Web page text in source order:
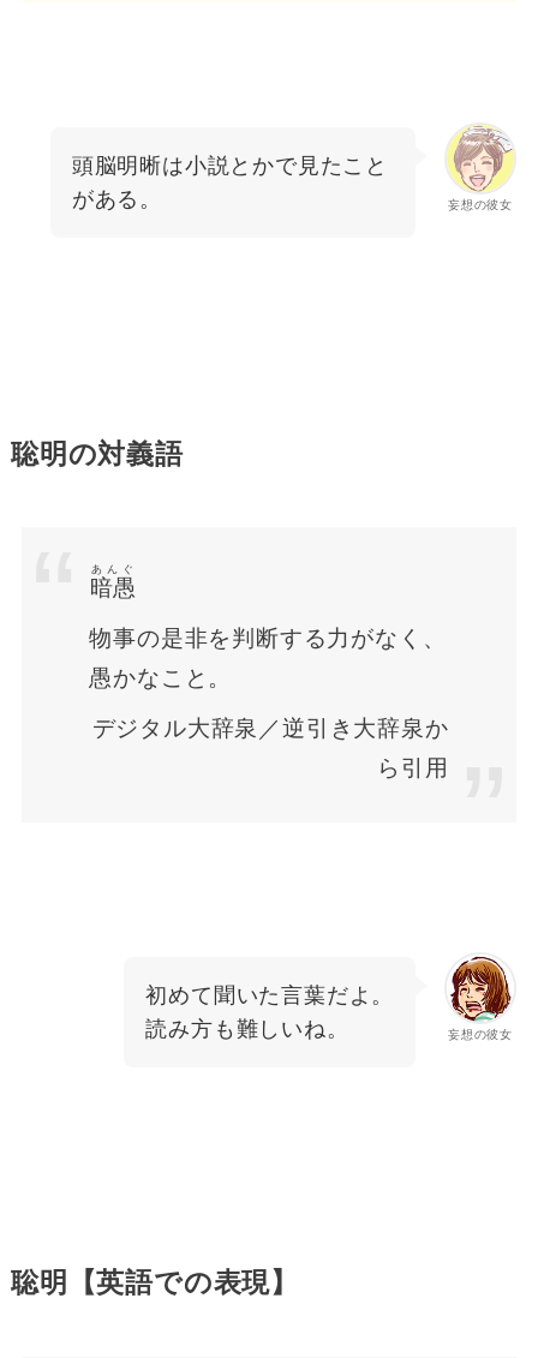
妄想の彼女
頭脳明晰は小説とかで見たこと
がある。
聡明の対義語
暗愚
あんぐ
物事の是非を判断する力がなく、
愚かなこと。
デジタル大辞泉／逆引き大辞泉か
ら引用
妄想の彼女
初めて聞いた言葉だよ。
読み方も難しいね。
聡明【英語での表現】